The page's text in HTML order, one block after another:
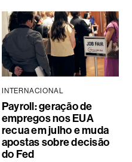
INTERNACIONAL
Payroll: geração de
empregos nos EUA
recua em julho e muda
apostas sobre decisão
do Fed